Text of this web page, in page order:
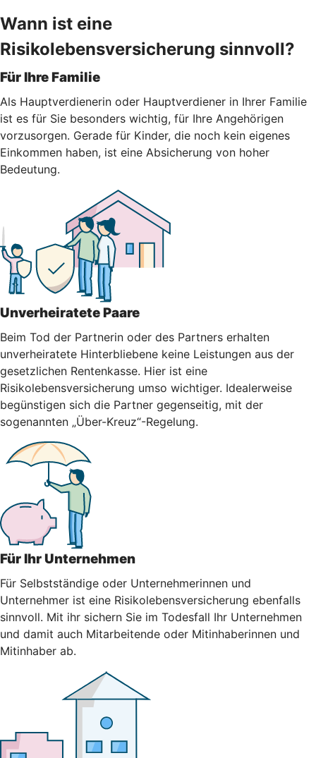
Wann ist eine
Risikolebensversicherung sinnvoll?
Für Ihre Familie
Als Hauptverdienerin oder Hauptverdiener in Ihrer Familie
ist es für Sie besonders wichtig, für Ihre Angehörigen
vorzusorgen. Gerade für Kinder, die noch kein eigenes
Einkommen haben, ist eine Absicherung von hoher
Bedeutung.
Unverheiratete Paare
Beim Tod der Partnerin oder des Partners erhalten
unverheiratete Hinterbliebene keine Leistungen aus der
gesetzlichen Rentenkasse. Hier ist eine
Risikolebensversicherung umso wichtiger. Idealerweise
begünstigen sich die Partner gegenseitig, mit der
sogenannten „Über-Kreuz“-Regelung.
Für Ihr Unternehmen
Für Selbstständige oder Unternehmerinnen und
Unternehmer ist eine Risikolebensversicherung ebenfalls
sinnvoll. Mit ihr sichern Sie im Todesfall Ihr Unternehmen
und damit auch Mitarbeitende oder Mitinhaberinnen und
Mitinhaber ab.